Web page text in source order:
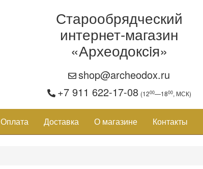
Старообрядческий
интернет-магазин
«Археодоксiя»
shop@archeodox.ru
+7 911 622-17-08 (1200—1800, МСК)
Оплата Доставка О магазине Контакты